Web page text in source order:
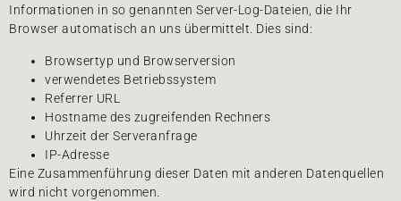
Informationen in so genannten Server-Log-Dateien, die Ihr
Browser automatisch an uns übermittelt. Dies sind:
Browsertyp und Browserversion
verwendetes Betriebssystem
Referrer URL
Hostname des zugreifenden Rechners
Uhrzeit der Serveranfrage
IP-Adresse
Eine Zusammenführung dieser Daten mit anderen Datenquellen
wird nicht vorgenommen.